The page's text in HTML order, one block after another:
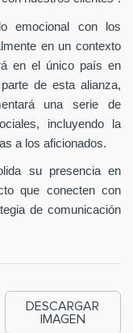
emocional con los
en un contexto
en el único país en
de esta alianza,
una serie de
incluyendo la
a los aficionados.
su presencia en
que conecten con
de comunicación
DESCARGAR
IMAGEN